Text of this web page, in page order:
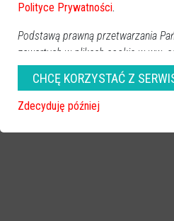
Polityce Prywatności.
Podstawą prawną przetwarzania
zawartych w plikach cookie w ww.
na przetwarzanie danych
zaznaczanie powyższego okienka
Użytkownikom przysługują
dostępu do swoich danych, prawo
CHCĘ KORZYSTAĆ Z
Zdecyduję później